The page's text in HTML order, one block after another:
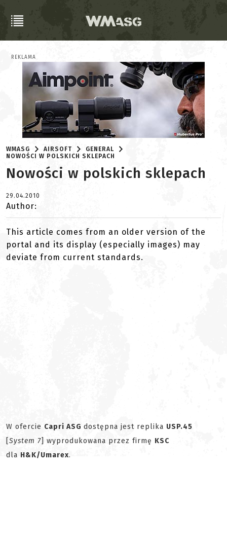
REKLAMA
WMASG AIRSOFT
GENERAL
NOWOŚCI W POLSKICH SKLEPACH
Nowości w polskich sklepach
29.04.2010
Author:
This article comes from an older version of the
portal and its display (especially images) may
deviate from current standards.
W ofercie Capri ASG dostępna jest replika USP.45
System 7] wyprodukowana przez firmę KSC
dla H&K/Umarex.